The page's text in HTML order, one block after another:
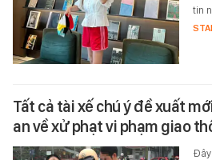
tin
Tất cả tài xế chú ý đề xuất
an về xử phạt vi phạm giao